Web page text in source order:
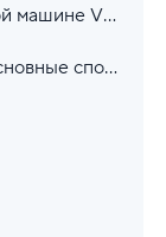
Как подключиться к виртуальной машине VMware Cloud Director по RDP и SSH
Как подключиться к серверу: основные способы